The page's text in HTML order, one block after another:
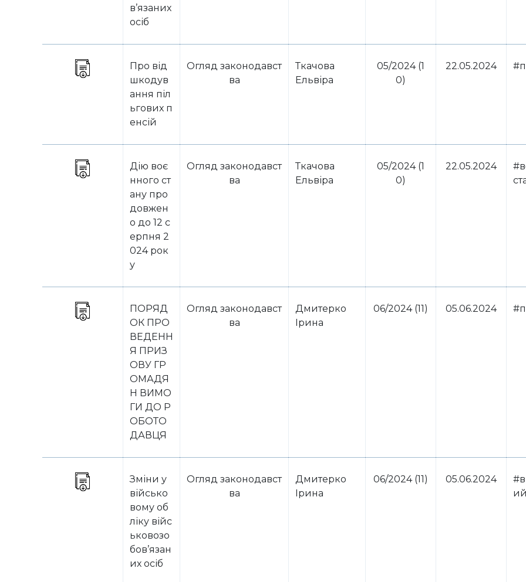
в’язаних
осіб
Про від
шкодув
ання піл
ьгових п
енсій
Огляд законодавст
ва
Ткачова
Ельвіра
05/2024 (1
0)
22.05.2024
Дію воє
нного ст
ану про
довжен
о до 12 с
ерпня 2
024 рок
у
Огляд законодавст
ва
Ткачова
Ельвіра
05/2024 (1
0)
22.05.2024
ПОРЯД
ОК ПРО
ВЕДЕНН
Я ПРИЗ
ОВУ ГР
ОМАДЯ
Н ВИМО
ГИ ДО Р
ОБОТО
ДАВЦЯ
Огляд законодавст
ва
Дмитерко
Ірина
06/2024 (11) 05.06.2024
Зміни у
військо
вому об
ліку війс
ьковозо
бов’язан
их осіб
Огляд законодавст
ва
Дмитерко
Ірина
06/2024 (11) 05.06.2024